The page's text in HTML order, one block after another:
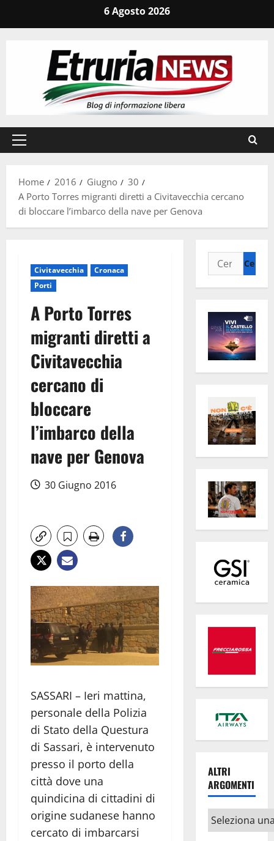
6 Agosto 2026
Menu
Home
2016 Giugno
30
A Porto Torres migranti diretti a Civitavecchia cercano
di bloccare l’imbarco della nave per Genova
Civitavecchia
Cronaca
Porti
A Porto Torres
migranti diretti a
Civitavecchia
cercano di
bloccare
l’imbarco della
nave per Genova
30 Giugno 2016
SASSARI – Ieri mattina,
personale della Polizia
di Stato della Questura
di Sassari, è intervenuto
presso il porto della
città dove una
quindicina di cittadini di
origine sudanese hanno
cercato di imbarcarsi
Ricerca
per:
ALTRI
ARGOMENTI
Altri
argomenti